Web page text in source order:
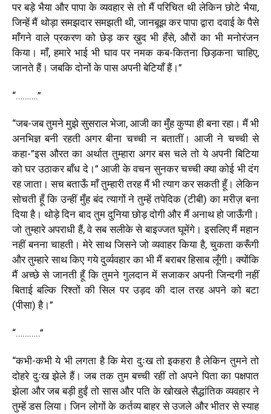
पर बड़े भैया और पापा के व्यवहार से तो मैं परिचित थी लेकिन छोटे भैया,
जिन्हें मैं थोड़ा समझदार समझती थी,जानबूझ कर पापा द्वारा दवाई के पैसे
माँगने वाले प्रकरण को छेड़ कर ख़ुद भी हँसे, औरों का भी मनोरंजन
किया। माँ,हमारे भाई भी घाव पर नमक कब-कितना छिड़कना चाहिए,
जानते हैं। जबकि दोनों के पास अपनी बेटियाँ हैं।”
“……….”
“जब-जब तुमने मुझे सुसराल भेजा, आजी का मुँह कुप्पा ही बना रहा। मैं भी
अनभिज्ञ बनी रहती अगर बीना चच्ची न बतातीं। आजी ने चच्ची से
कहा-”इस औरत का अर्थात तुम्हारा अगर बस चले तो ये अपनी बिटिया
को घर उठाकर बाँध दे।”आजी के वचन सुनकर चच्ची क्या कोई भी दंग
रह जाता। सच बताऊँ माँ तुम्हारी तरह मैं भी त्याग कर सकती हूँ। लेकिन
सोचती हूँ कि उन्हीं मुँह बंद त्यागों ने तुम्हें तपेदिक (टीबी) का मरीज़ बना
दिया है। थोड़े दिन बाद तुम दुनिया छोड़ दोगी और मैं अनाथ हो जाऊँगी।
जो तुम्हारे अपराधी हैं,वे सब सलीके से बाइज्जत घूमेंगे। इसलिए मैं महान
नहीं बनना चाहती। मेरे साथ जिसने जो व्यवाहर किया है,चुकता करूँगी
और तुम्हारे साथ किए गये दुर्व्यवहार का भी मैं बराबर हिसाब लूँगी। क्योंकि
मैं अच्छे से जानती हूँ कि तुमने गुलदान में सजाकर अपनी जिन्दगी नहीं
बिताई बल्कि रिश्तों की सिल पर उड़द की दाल तरह अपने को बटा
(पीसा) है।”
“………..”
“कभी-कभी ये भी लगता है कि मेरा दुःख तो इकहरा है लेकिन तुमने तो
दोहरे दुःख झेले हैं। जब तक तुम बच्ची रहींतोअपने पिता का पक्षपात
झेला और जब बड़ी हुईं तो सास और पति के खोखले सैद्धांतिक व्यवहार ने
तुम्हें डस लिया। जिन लोगों के कर्तव्य बाहर से उजले और भीतर से स्याह